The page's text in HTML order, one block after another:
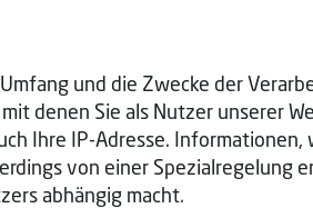
und die Zwecke der
denen Sie als Nutzer unserer
Ihre IP-Adresse. Informationen,
von einer Spezialregelung
abhängig macht.